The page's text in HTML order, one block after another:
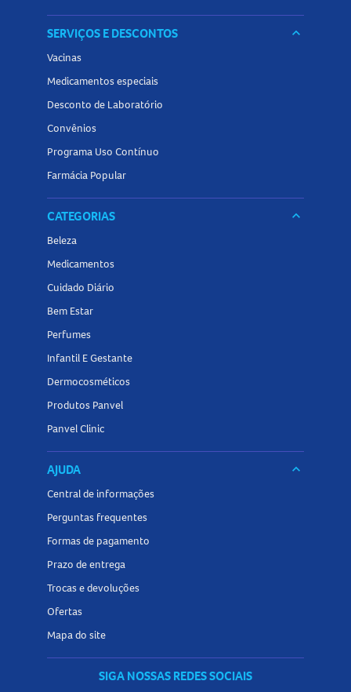
SERVIÇOS E DESCONTOS keyboard_arrow_down
Vacinas
Medicamentos especiais
Desconto de Laboratório
Convênios
Programa Uso Contínuo
Farmácia Popular
CATEGORIAS keyboard_arrow_down
Beleza
Medicamentos
Cuidado Diário
Bem Estar
Perfumes
Infantil E Gestante
Dermocosméticos
Produtos Panvel
Panvel Clinic
AJUDA keyboard_arrow_down
Central de informações
Perguntas frequentes
Formas de pagamento
Prazo de entrega
Trocas e devoluções
Ofertas
Mapa do site
SIGA NOSSAS REDES SOCIAIS